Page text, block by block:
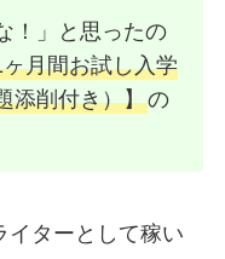
！」と思ったの
月間お試し入学
添削付き）】の
イターとして稼い